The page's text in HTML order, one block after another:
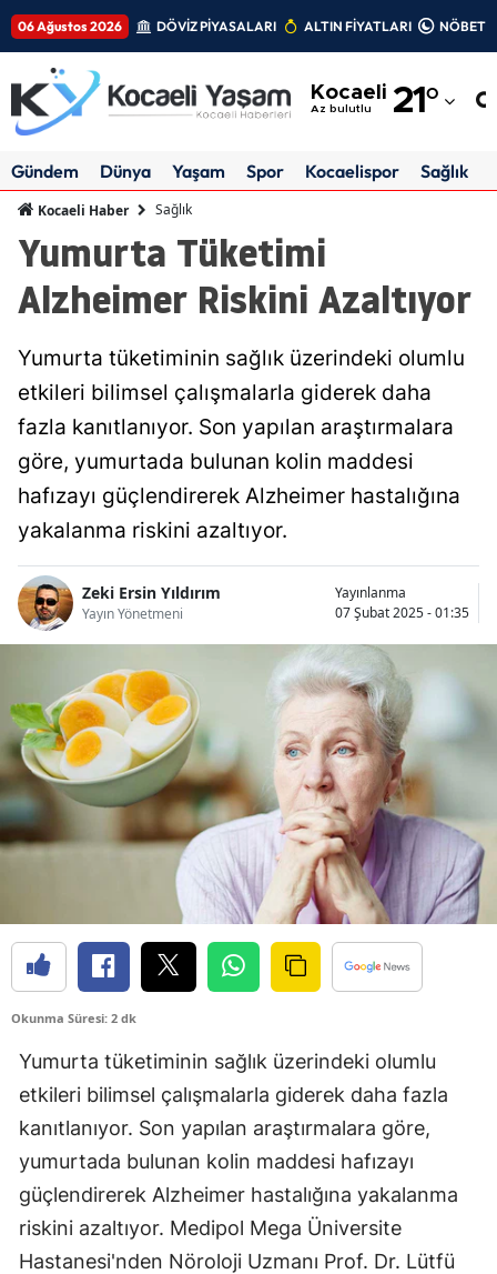
06 Ağustos 2026 DÖVİZ PİYASALARI ALTIN FİYATLARI
Kocaeli
Az bulutlu 21°
Adıyaman
Ankara
Artvin
Aydın
Balıkesir
Bingöl
Bitlis
Bolu
Burdur
Bursa
Çanakkale
Çankırı
Çorum
Denizli
Diyarbakır
Elazığ
Erzurum
Eskişehir
Gaziantep
Gündem Dünya Yaşam Spor Kocaelispor Sağlık
Kocaeli Haber Sağlık
Yumurta Tüketimi
Alzheimer Riskini Azaltıyor
Yumurta tüketiminin sağlık üzerindeki olumlu
etkileri bilimsel çalışmalarla giderek daha
fazla kanıtlanıyor. Son yapılan araştırmalara
göre, yumurtada bulunan kolin maddesi
hafızayı güçlendirerek Alzheimer hastalığına
yakalanma riskini azaltıyor.
Zeki Ersin Yıldırım
Yayın Yönetmeni
Yayınlanma
07 Şubat 2025 - 01:35
Okunma Süresi: 2 dk
Yumurta tüketiminin sağlık üzerindeki olumlu
etkileri bilimsel çalışmalarla giderek daha fazla
kanıtlanıyor. Son yapılan araştırmalara göre,
yumurtada bulunan kolin maddesi hafızayı
güçlendirerek Alzheimer hastalığına yakalanma
riskini azaltıyor. Medipol Mega Üniversite
Hastanesi'nden Nöroloji Uzmanı Prof. Dr. Lütfü